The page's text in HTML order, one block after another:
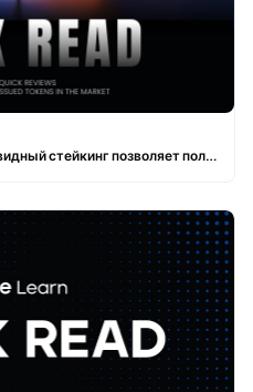
Стейкинг ETH на Gate: как ликвидный стейкинг позволяет получать доходность ETH и сохранять гибкость капитала